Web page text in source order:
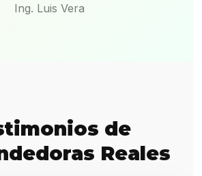
Ing. Luis Vera
de
Reales